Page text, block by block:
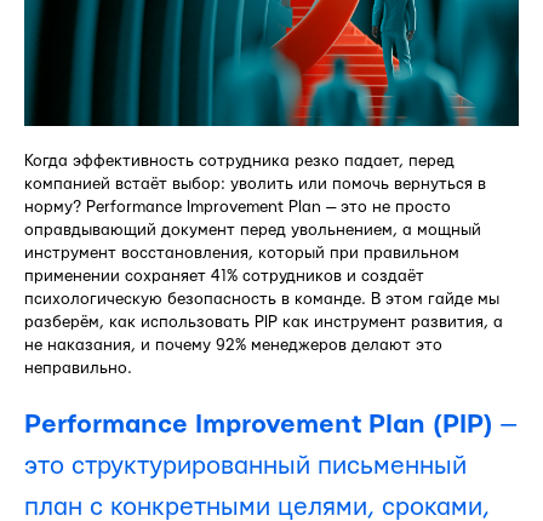
Когда эффективность сотрудника резко падает, перед
компанией встаёт выбор: уволить или помочь вернуться в
норму? Performance Improvement Plan — это не просто
оправдывающий документ перед увольнением, а мощный
инструмент восстановления, который при правильном
применении сохраняет 41% сотрудников и создаёт
психологическую безопасность в команде. В этом гайде мы
разберём, как использовать PIP как инструмент развития, а
не наказания, и почему 92% менеджеров делают это
неправильно.
Performance Improvement Plan (PIP) —
это структурированный письменный
план с конкретными целями, сроками,